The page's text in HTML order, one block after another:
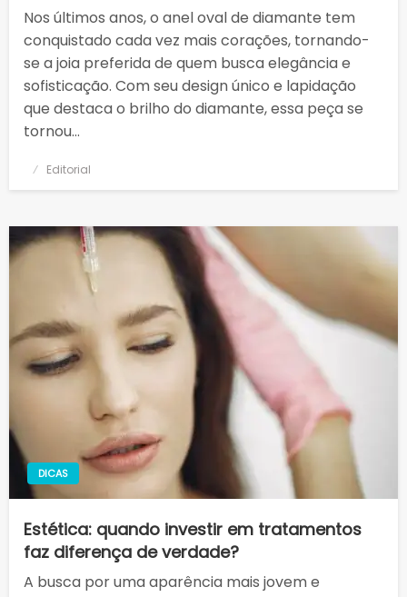
Nos últimos anos, o anel oval de diamante tem
conquistado cada vez mais corações, tornando-
se a joia preferida de quem busca elegância e
sofisticação. Com seu design único e lapidação
que destaca o brilho do diamante, essa peça se
tornou…
PostedEditorial
DICAS
Estética: quando investir em tratamentos
faz diferença de verdade?
A busca por uma aparência mais jovem e